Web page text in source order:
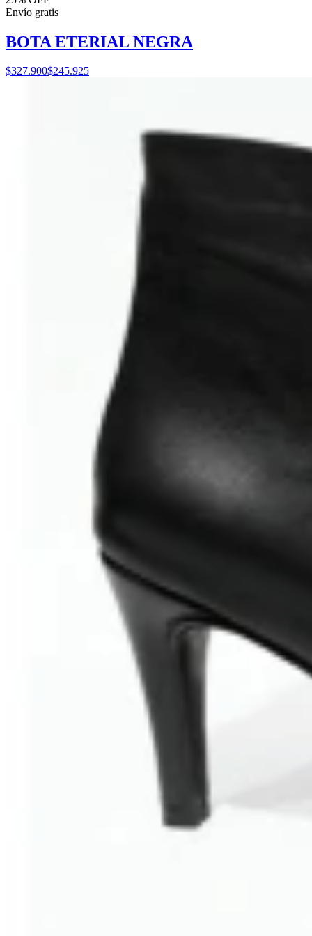
Envío gratis
BOTA ETERIAL NEGRA
$327.900$245.925